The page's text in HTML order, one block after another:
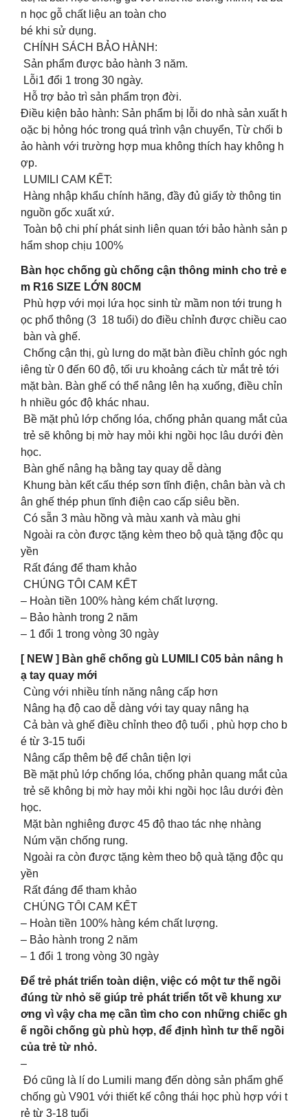
n học gỗ chất liệu an toàn cho
bé khi sử dụng.
CHÍNH SÁCH BẢO HÀNH:
Sản phẩm được bảo hành 3 năm.
Lỗi1 đổi 1 trong 30 ngày.
Hỗ trợ bảo trì sản phẩm trọn đời.
Điều kiện bảo hành: Sản phẩm bị lỗi do nhà sản xuất h
oặc bị hỏng hóc trong quá trình vận chuyển, Từ chối b
ảo hành với trường hợp mua không thích hay không h
ợp.
LUMILI CAM KẾT:
Hàng nhập khẩu chính hãng, đầy đủ giấy tờ thông tin
nguồn gốc xuất xứ.
Toàn bộ chi phí phát sinh liên quan tới bảo hành sản p
hẩm shop chịu 100%
Bàn học chống gù chống cận thông minh cho trẻ e
m R16 SIZE LỚN 80CM
Phù hợp với mọi lứa học sinh từ mầm non tới trung h
ọc phổ thông (3 18 tuổi) do điều chỉnh được chiều cao
bàn và ghế.
Chống cận thị, gù lưng do mặt bàn điều chỉnh góc ngh
iêng từ 0 đến 60 độ, tối ưu khoảng cách từ mắt trẻ tới
mặt bàn. Bàn ghế có thể nâng lên hạ xuống, điều chỉn
h nhiều góc độ khác nhau.
Bề mặt phủ lớp chống lóa, chống phản quang mắt của
trẻ sẽ không bị mờ hay mỏi khi ngồi học lâu dưới đèn
học.
Bàn ghế nâng hạ bằng tay quay dễ dàng
Khung bàn kết cấu thép sơn tĩnh điện, chân bàn và ch
ân ghế thép phun tĩnh điện cao cấp siêu bền.
Có sẵn 3 màu hồng và màu xanh và màu ghi
Ngoài ra còn được tặng kèm theo bộ quà tặng độc qu
yền
Rất đáng để tham khảo
CHÚNG TÔI CAM KẾT
– Hoàn tiền 100% hàng kém chất lượng.
– Bảo hành trong 2 năm
– 1 đổi 1 trong vòng 30 ngày
[ NEW ] Bàn ghế chống gù LUMILI C05 bản nâng h
ạ tay quay mới
Cùng với nhiều tính năng nâng cấp hơn
Nâng hạ độ cao dễ dàng với tay quay nâng hạ
Cả bàn và ghế điều chỉnh theo độ tuổi , phù hợp cho b
é từ 3-15 tuổi
Nâng cấp thêm bệ để chân tiện lợi
Bề mặt phủ lớp chống lóa, chống phản quang mắt của
trẻ sẽ không bị mờ hay mỏi khi ngồi học lâu dưới đèn
học.
Mặt bàn nghiêng được 45 độ thao tác nhẹ nhàng
Núm vặn chống rung.
Ngoài ra còn được tặng kèm theo bộ quà tặng độc qu
yền
Rất đáng để tham khảo
CHÚNG TÔI CAM KẾT
– Hoàn tiền 100% hàng kém chất lượng.
– Bảo hành trong 2 năm
– 1 đổi 1 trong vòng 30 ngày
Để trẻ phát triển toàn diện, việc có một tư thế ngồi
đúng từ nhỏ sẽ giúp trẻ phát triển tốt về khung xư
ơng vì vậy cha mẹ cần tìm cho con những chiếc gh
ế ngồi chống gù phù hợp, để định hình tư thế ngồi
của trẻ từ nhỏ.
–
Đó cũng là lí do Lumili mang đến dòng sản phẩm ghế
chống gù V901 với thiết kế công thái học phù hợp với t
rẻ từ 3-18 tuổi